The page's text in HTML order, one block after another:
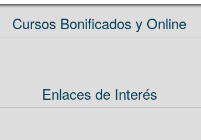
Cursos Bonificados y Online
Enlaces de Interés